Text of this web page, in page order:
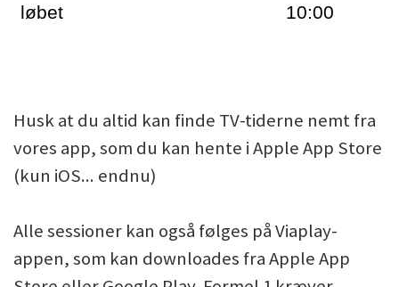
løbet
10:00
Husk at du altid kan finde TV-tiderne nemt fra
vores app, som du kan hente i Apple App Store
(kun iOS... endnu)
Alle sessioner kan også følges på Viaplay-
appen, som kan downloades fra Apple App